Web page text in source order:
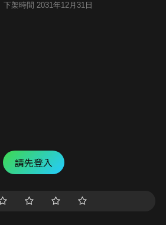
下架時間 2031年12月31日
請先登入